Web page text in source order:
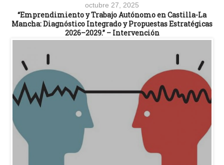
octubre 27, 2025
“Emprendimiento y Trabajo Autónomo en Castilla-La
Mancha: Diagnóstico Integrado y Propuestas Estratégicas
2026–2029.” – Intervención